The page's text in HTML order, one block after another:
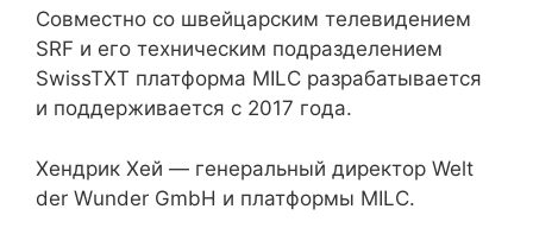
Совместно со швейцарским телевидением
SRF и его техническим подразделением
SwissTXT платформа MILC разрабатывается
и поддерживается с 2017 года.
Хендрик Хей — генеральный директор Welt
der Wunder GmbH и платформы MILC.